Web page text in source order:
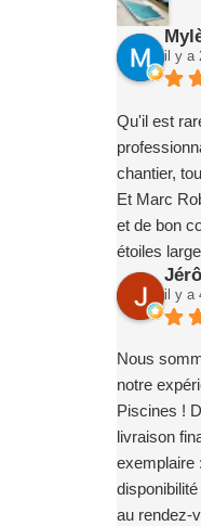
et réalise
fin.
Je
hésitation.
l’équipe !
il y a
Qu'il est
chantier,
Et Marc
et de bon
étoiles
il y a
Nous
notre
Piscines !
livraison
exemplaire
au rendez-